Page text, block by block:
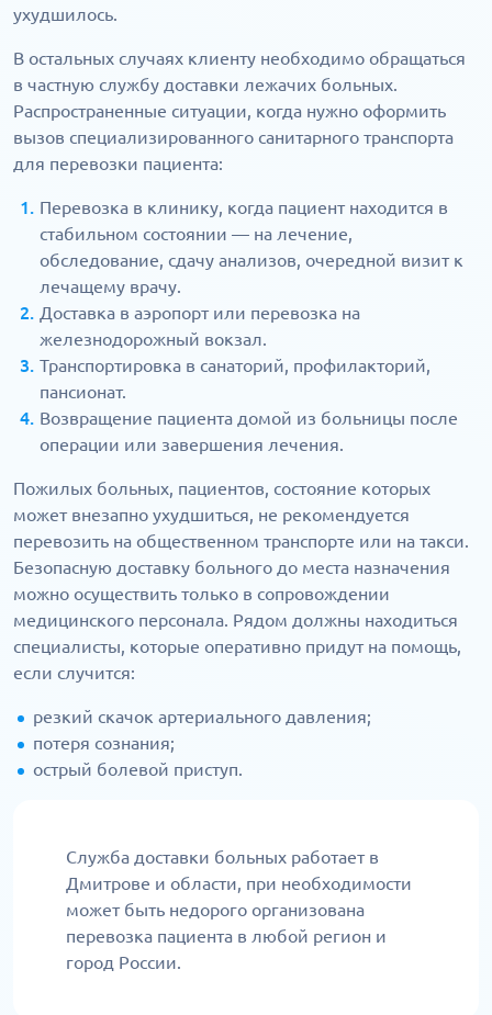
ухудшилось.
В остальных случаях клиенту необходимо обращаться
в частную службу доставки лежачих больных.
Распространенные ситуации, когда нужно оформить
вызов специализированного санитарного транспорта
для перевозки пациента:
Перевозка в клинику, когда пациент находится в
стабильном состоянии — на лечение,
обследование, сдачу анализов, очередной визит к
лечащему врачу.
Доставка в аэропорт или перевозка на
железнодорожный вокзал.
Транспортировка в санаторий, профилакторий,
пансионат.
Возвращение пациента домой из больницы после
операции или завершения лечения.
Пожилых больных, пациентов, состояние которых
может внезапно ухудшиться, не рекомендуется
перевозить на общественном транспорте или на такси.
Безопасную доставку больного до места назначения
можно осуществить только в сопровождении
медицинского персонала. Рядом должны находиться
специалисты, которые оперативно придут на помощь,
если случится:
резкий скачок артериального давления;
потеря сознания;
острый болевой приступ.
Служба доставки больных работает в
Дмитрове и области, при необходимости
может быть недорого организована
перевозка пациента в любой регион и
город России.